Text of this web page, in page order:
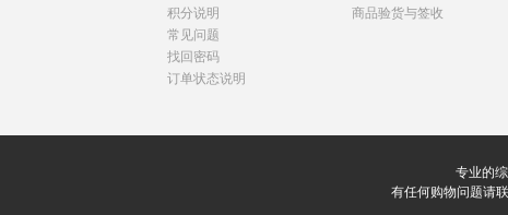
积分说明
常见问题
找回密码
订单状态说明
商品验货与签收
专业的
有任何购物问题请